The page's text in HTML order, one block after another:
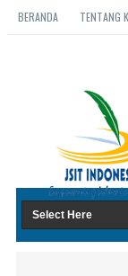
BERANDA TENTANG